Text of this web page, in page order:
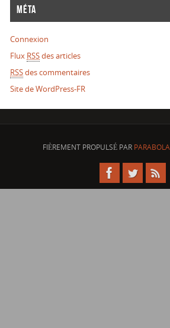
MÉTA
Connexion
Flux RSSdes articles
RSSdes commentaires
Site de WordPress-FR
FIÈREMENT PROPULSÉ PAR PARABOLA